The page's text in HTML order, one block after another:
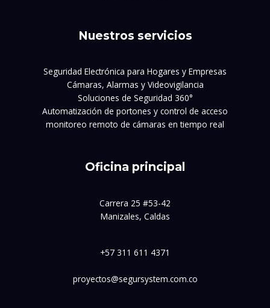
Nuestros servicios
Seguridad Electrónica para Hogares y Empresas
Cámaras, Alarmas y Videovigilancia
Soluciones de Seguridad 360°
Automatización de portones y control de acceso
monitoreo remoto de cámaras en tiempo real
Oficina principal
Carrera 25 #53-42
Manizales, Caldas
+57 311 611 4371
proyectos@segursystem.com.co